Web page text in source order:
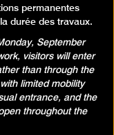
permanentes
durée des travaux.
September
visitors will enter
than through the
limited mobility
entrance, and the
throughout the